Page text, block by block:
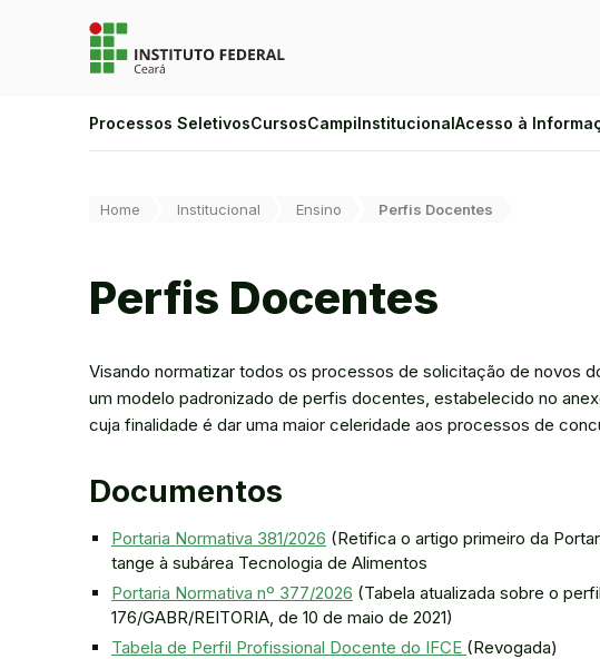
Ir para a busca
Ir para o menu principal
Ir para o conteúdo
Alto Contraste
Login da Área Administrativa
Acessibilidade
Processos SeletivosCursosCampiInstitucionalAcesso à
Você está aqui:
Home Institucional Ensino Perfis Docentes
Perfis Docentes
Visando normatizar todos os processos de solicitação de novos
um modelo padronizado de perfis docentes, estabelecido no
cuja finalidade é dar uma maior celeridade aos processos de
Documentos
Portaria Normativa 381/2026 (Retifica o artigo primeiro da
tange à subárea Tecnologia de Alimentos
Portaria Normativa nº 377/2026
176/GABR/REITORIA, de 10 de maio de 2021)
Tabela de Perfil Profissional Docente do IFCE (Revogada)